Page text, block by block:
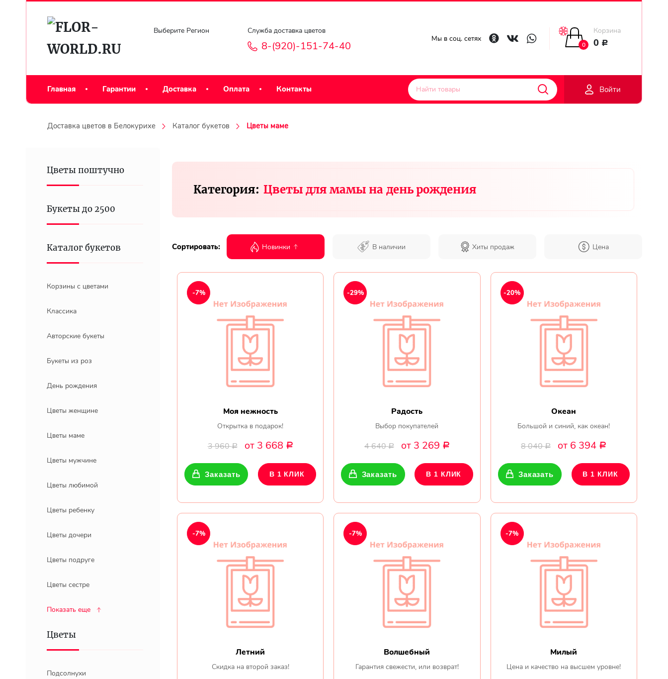
Доставка
соц.
Выберите Регион Служба доставка цветов
8-(920)-151-74-40
Мы в соц. сетях
0
Корзина
0 Р
Главная Гарантии Доставка Оплата Контакты Войти
Доставка цветов в Белокурихе Каталог букетов Цветы маме
Цветы поштучно
Букеты до 2500
Каталог букетов
Корзины с цветами
Классика
Авторские букеты
Букеты из роз
День рождения
Цветы женщине
Цветы маме
Цветы мужчине
Цветы любимой
Цветы ребенку
Цветы дочери
Цветы подруге
Цветы сестре
Показать еще
Цветы
Подсолнухи
Категория: Цветы для мамы на день рождения
Сортировать: Новинки В наличии Хиты продаж Цена
Моя нежность
Открытка в подарок!
3 960Р от 3 668 Р
-7%
Заказать В 1 КЛИК
Радость
Выбор покупателей
4 640Р от 3 269 Р
-29%
Заказать В 1 КЛИК
Океан
Большой и синий, как океан!
8 040Р от 6 394 Р
-20%
Заказать В 1 КЛИК
Летний
Скидка на второй заказ!
-7%
Волшебный
Гарантия свежести, или возврат!
-7%
Милый
Цена и качество на высшем уровне!
-7%